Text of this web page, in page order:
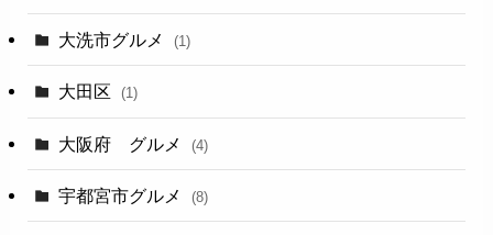
大洗市グルメ (1)
大田区 (1)
大阪府 グルメ (4)
宇都宮市グルメ (8)